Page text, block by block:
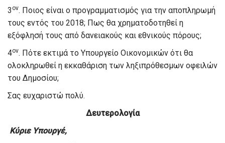
3 ον. Ποιος είναι ο προγραμματισμός για την αποπληρωμή
τους εντός του 2018; Πως θα χρηματοδοτηθεί η
εξόφλησή τους από δανειακούς και εθνικούς πόρους;
4ον. Πότε εκτιμά το Υπουργείο Οικονομικών ότι θα
ολοκληρωθεί η εκκαθάριση των ληξιπρόθεσμων οφειλών
του Δημοσίου;
Σας ευχαριστώ πολύ.
Δευτερολογία
Κύριε Υπουργέ,